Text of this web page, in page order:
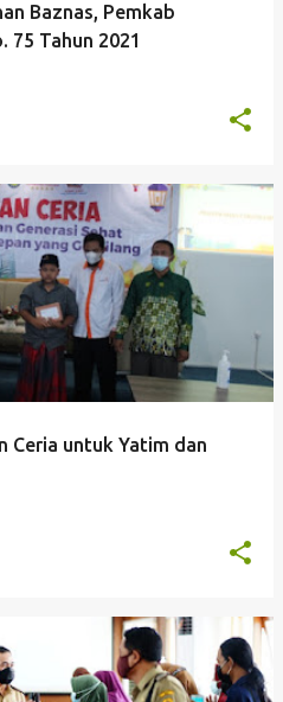
Baznas, Pemkab
75 Tahun 2021
Ceria untuk Yatim dan